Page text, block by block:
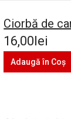
Ciorbă de
16,00lei
Adaugă în Coş